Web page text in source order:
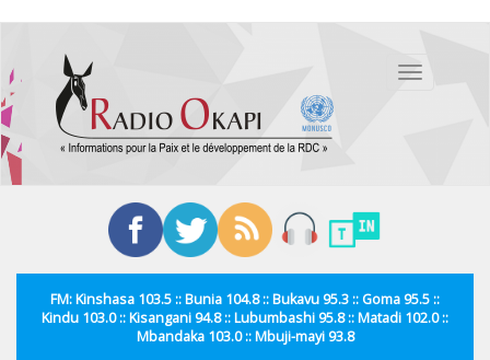
contenu
principal
Toggle
FM: Kinshasa 103.5 :: Bunia 104.8 :: Bukavu 95.3 :: Goma 95.5 ::
Kindu 103.0 :: Kisangani 94.8 :: Lubumbashi 95.8 :: Matadi 102.0 ::
Mbandaka 103.0 :: Mbuji-mayi 93.8